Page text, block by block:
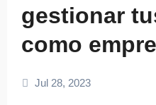
gestionar
como
Jul 28, 2023